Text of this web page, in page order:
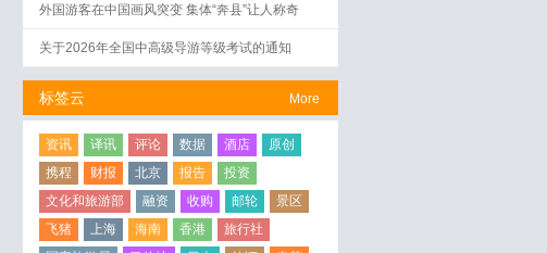
外国游客在中国画风突变 集体“奔县”让人称奇
关于2026年全国中高级导游等级考试的通知
More
标签云
资讯 译讯 评论 数据 酒店
原创
携程
财报 北京 报告
投资
文化和旅游部
融资 收购 邮轮
景区
飞猪
上海 海南 香港
旅行社